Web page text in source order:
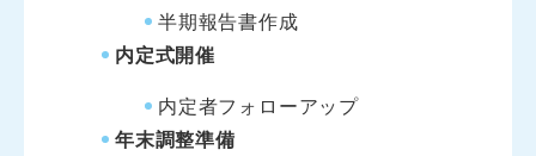
半期報告書作成
内定式開催
内定者フォローアップ
年末調整準備